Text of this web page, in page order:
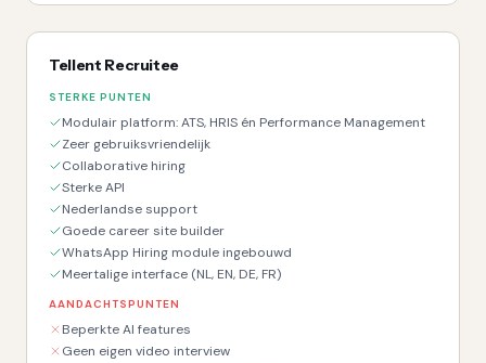
Tellent Recruitee
STERKE PUNTEN
Modulair platform: ATS, HRIS én Performance Management
Zeer gebruiksvriendelijk
Collaborative hiring
Sterke API
Nederlandse support
Goede career site builder
WhatsApp Hiring module ingebouwd
Meertalige interface (NL, EN, DE, FR)
AANDACHTSPUNTEN
Beperkte AI features
Geen eigen video interview